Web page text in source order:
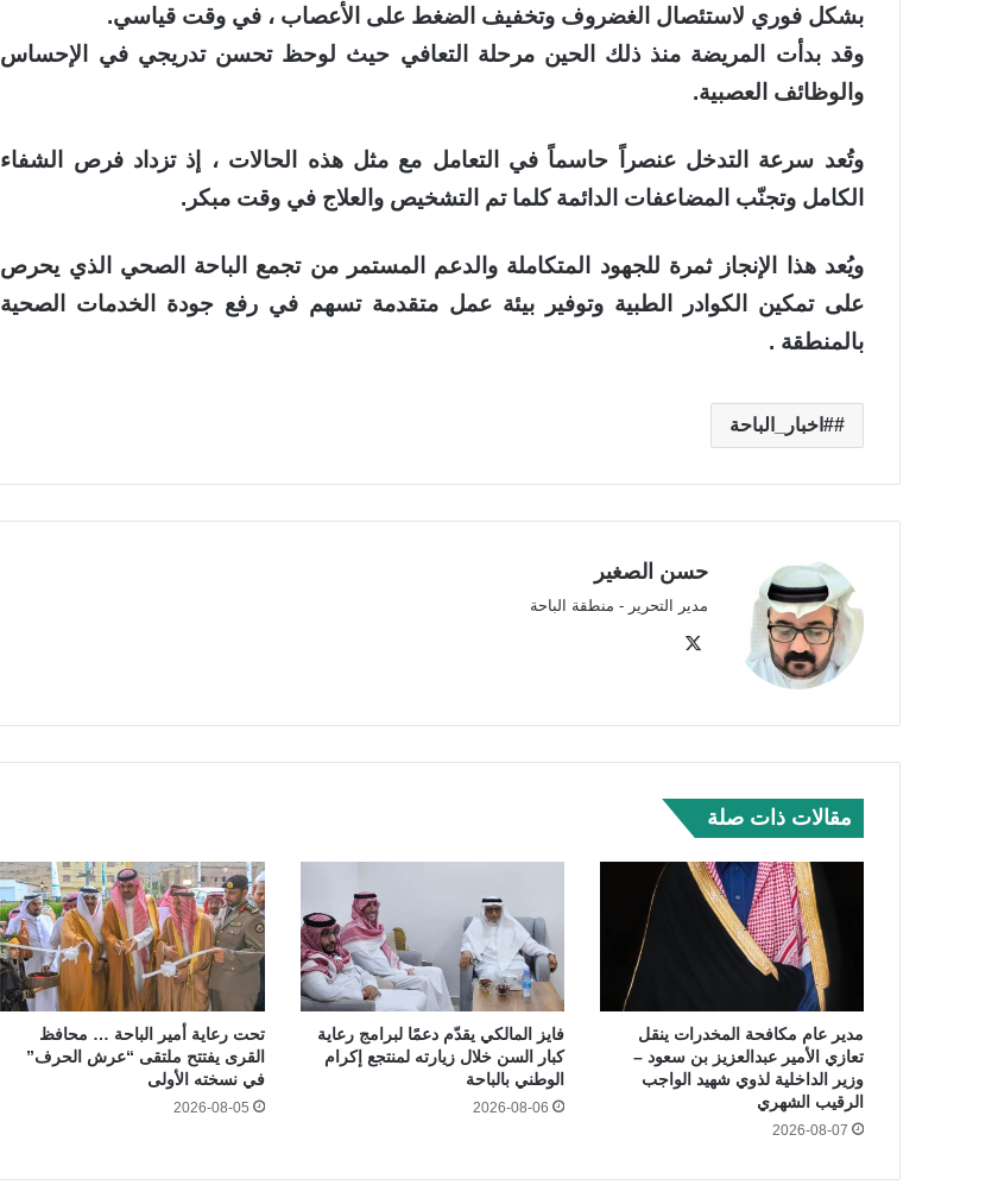
بشكل فوري لاستئصال الغضروف وتخفيف الضغط على الأعصاب ، في وقت قياسي.
وقد بدأت المريضة منذ ذلك الحين مرحلة التعافي حيث لوحظ تحسن تدريجي في الإحساس
والوظائف العصبية.
وتُعد سرعة التدخل عنصراً حاسماً في التعامل مع مثل هذه الحالات ، إذ تزداد فرص الشفاء
الكامل وتجنّب المضاعفات الدائمة كلما تم التشخيص والعلاج في وقت مبكر.
ويُعد هذا الإنجاز ثمرة للجهود المتكاملة والدعم المستمر من تجمع الباحة الصحي الذي يحرص
على تمكين الكوادر الطبية وتوفير بيئة عمل متقدمة تسهم في رفع جودة الخدمات الصحية
بالمنطقة .
#اخبار_الباحة
حسن الصغير
مدير التحرير - منطقة الباحة
مقالات ذات صلة
مدير عام مكافحة المخدرات ينقل
تعازي الأمير عبدالعزيز بن سعود –
وزير الداخلية لذوي شهيد الواجب
الرقيب الشهري
2026-08-07
فايز المالكي يقدّم دعمًا لبرامج رعاية
كبار السن خلال زيارته لمنتجع إكرام
الوطني بالباحة
2026-08-06
تحت رعاية أمير الباحة … محافظ
القرى يفتتح ملتقى “عرش الحرف”
في نسخته الأولى
2026-08-05